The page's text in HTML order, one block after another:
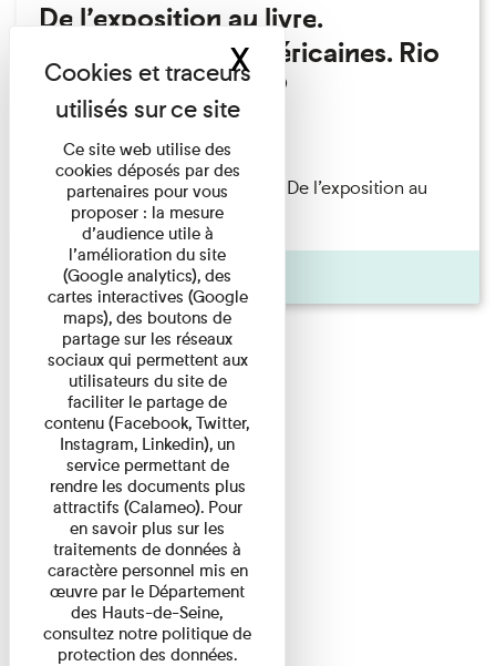
De l’exposition au livre.
Modernités sud-américaines. Rio
– Buenos Aires 1909
Lecture
Les Invités de l’Imprimerie n°8. De l’exposition au
livre. Modernités ...
Pages
Ce site web utilise des
cookies déposés par des
partenaires pour vous
proposer : la mesure
d’audience utile à
l’amélioration du site
(Google analytics), des
cartes interactives (Google
maps), des boutons de
partage sur les réseaux
sociaux qui permettent aux
utilisateurs du site de
faciliter le partage de
contenu (Facebook, Twitter,
Instagram, Linkedin), un
service permettant de
rendre les documents plus
attractifs (Calameo). Pour
en savoir plus sur les
traitements de données à
caractère personnel mis en
œuvre par le Département
des Hauts-de-Seine,
consultez notre politique de
protection des données.
XMasquer le